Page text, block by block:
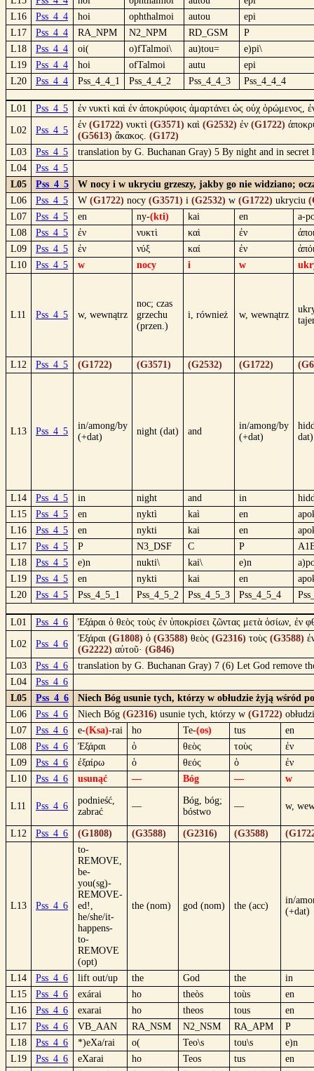
L16
Pss_4_4 hoi ophthalmoi autou
epi
L17
Pss_4_4 RA_NPM N2_NPM RD_GSM
P
L18
Pss_4_4 oi( o)fTalmoi\ au)tou=
e)pi\
L19
Pss_4_4 hoi ofTalmoi autu
epi
L20
Pss_4_4 Pss_4_4_1 Pss_4_4_2 Pss_4_4_3 Pss_4_4_4
L01 Pss_4_5 ἐν νυκτὶ καὶ ἐν ἀποκρύφοις ἁμαρτάνει ὡς οὐχ ὁρώμενος,
L02 Pss_4_5
ἐν (G1722) νυκτὶ (G3571) καὶ (G2532) ἐν (G1722)
(G5613) ἄκακος. (G172)
L03
Pss_4_5
translation by G. Buchanan Gray) 5 By night and in secret
L04
Pss_4_5
L05
Pss_4_5
W nocy i w ukryciu grzeszy, jakby go nie widziano;
L06
Pss_4_5 W (G1722) nocy (G3571) i (G2532) w (G1722) ukryciu
L07
Pss_4_5 en ny-(kti) kai en
a-
L08
Pss_4_5 ἐν νυκτὶ καὶ ἐν
L09
Pss_4_5 ἐν νύξ καί ἐν
L10
Pss_4_5 w nocy i w
L11 Pss_4_5 w, wewnątrz
noc; czas
grzechu
(przen.)
i, również w, wewnątrz
L12 Pss_4_5 (G1722) (G3571) (G2532) (G1722)
L13 Pss_4_5
in/among/by
(+dat)
night (dat) and
in/among/by
(+dat)
dat)
L14 Pss_4_5 in night and in
L15
Pss_4_5 en nyktì kaì en
L16
Pss_4_5 en nykti kai en
L17
Pss_4_5 P N3_DSF C P
L18
Pss_4_5 e)n nukti\ kai\ e)n
L19
Pss_4_5 en nykti kai en
L20
Pss_4_5 Pss_4_5_1 Pss_4_5_2 Pss_4_5_3 Pss_4_5_4
L01 Pss_4_6 Ἐξάραι ὁ θεὸς τοὺς ἐν ὑποκρίσει ζῶντας μετὰ ὁσίων, ἐν
L02 Pss_4_6
Ἐξάραι (G1808) ὁ (G3588) θεὸς (G2316) τοὺς (G3588)
(G2222) αὐτοῦ· (G846)
L03
Pss_4_6
translation by G. Buchanan Gray) 7 (6) Let God remove
L04
Pss_4_6
L05
Pss_4_6
Niech Bóg usunie tych, którzy w obłudzie żyją wśród
L06
Pss_4_6 Niech Bóg (G2316) usunie tych, którzy w (G1722)
L07
Pss_4_6 e-(Ksa)-rai ho Te-(os) tus
en
L08
Pss_4_6 Ἐξάραι ὁ θεὸς τοὺς
ἐν
L09
Pss_4_6 ἐξαίρω ὁ θεός ὁ
ἐν
L10
Pss_4_6 usunąć — Bóg — w
L11 Pss_4_6
podnieść,
zabrać
—
Bóg, bóg;
bóstwo
— w,
L12 Pss_4_6 (G1808) (G3588) (G2316) (G3588)
L13 Pss_4_6
to-
REMOVE,
be-
you(sg)-
REMOVE-
ed!,
he/she/it-
happens-
to-
REMOVE
(opt)
the (nom) god (nom) the (acc)
in/
(+dat)
L14 Pss_4_6 lift out/up the God the
in
L15
Pss_4_6 exárai ho theòs toùs
en
L16
Pss_4_6 exarai ho theos tous
en
L17
Pss_4_6 VB_AAN RA_NSM N2_NSM RA_APM
P
L18
Pss_4_6 *)eXa/rai o( Teo\s tou\s
e)n
L19
Pss_4_6 eXarai ho Teos tus
en